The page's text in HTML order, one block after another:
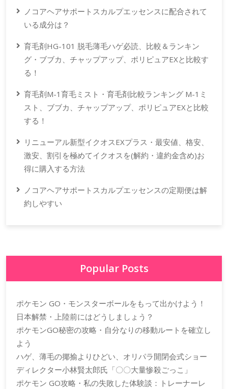
ノコアヘアサポートスカルプエッセンスに配合されて
いる成分は？
育毛剤HG-101 脱毛薄毛ハゲ必読、比較＆ランキン
グ・ブブカ、チャップアップ、ポリピュアEXと比較す
る！
育毛剤M-1育毛ミスト・育毛剤比較ランキング M-1ミ
スト、ブブカ、チャップアップ、ポリピュアEXと比較
する！
リニューアル新型イクオスEXプラス・最安値、格安、
激安、割引を極めてイクオスを(解約・違約金含め)お
得に購入する方法
ノコアヘアサポートスカルプエッセンスの定期便は解
約しやすい
Popular Posts
ポケモン GO・モンスターボールをもって出かけよう！
日本解禁・上陸前にはどうしましょう？
ポケモンGO秘密の攻略・自分なりの移動ルートを確立し
よう
ハゲ、薄毛の揶揄よりひどい、オリパラ開閉会式ショー
ディレクター小林賢太郎氏「〇〇大量惨殺ごっこ」
ポケモン GO攻略・私の失敗した体験談：トレーナーレ